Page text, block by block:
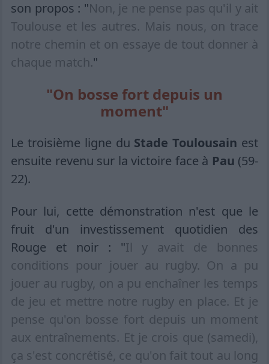
son propos : "Non, je ne pense pas qu'il y ait
Toulouse et les autres. Mais nous, on trace
notre chemin et on essaye de tout donner à
chaque match."
"On bosse fort depuis un
moment"
Le troisième ligne du Stade Toulousain est
ensuite revenu sur la victoire face à Pau (59-
22).
Pour lui, cette démonstration n'est que le
fruit d'un investissement quotidien des
Rouge et noir : "Il y avait de bonnes
conditions pour jouer au rugby. On a pu
jouer au rugby, on a pu enchaîner les temps
de jeu et mettre notre rugby en place. Et je
pense qu'on bosse fort depuis un moment
aux entraînements. Et je crois que (samedi),
ça s'est concrétisé, ce qu'on fait tout au long